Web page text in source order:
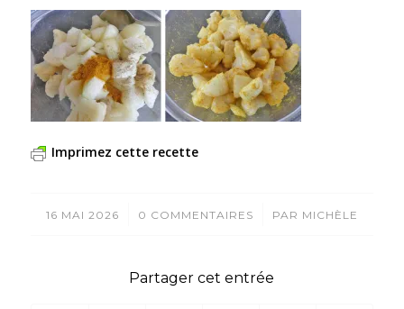
Imprimez cette recette
16 MAI 2026
/ 0 COMMENTAIRES
/ PAR MICHÈLE
Partager cet entrée